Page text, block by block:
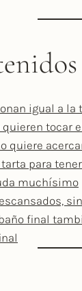
igual a la
quieren tocar
quiere
para
muchísimo
final